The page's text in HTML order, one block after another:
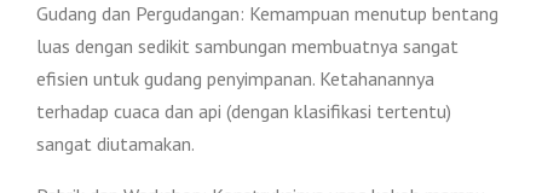
Gudang dan Pergudangan: Kemampuan menutup bentang
luas dengan sedikit sambungan membuatnya sangat
efisien untuk gudang penyimpanan. Ketahanannya
terhadap cuaca dan api (dengan klasifikasi tertentu)
sangat diutamakan.